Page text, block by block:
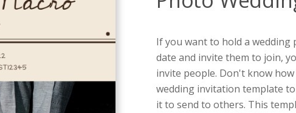
If you want to hold a wedding
date and invite them to join,
invite people. Don't know
wedding invitation template
it to send to others. This